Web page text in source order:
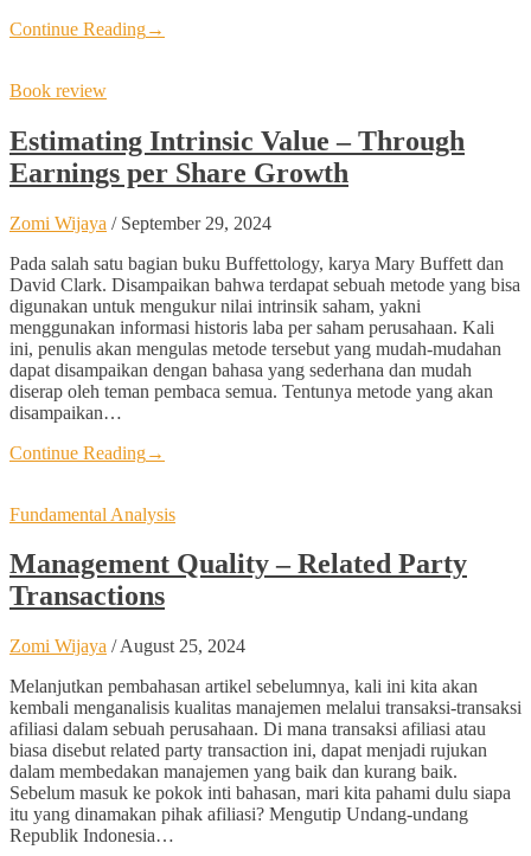
Continue Reading→
Book review
Estimating Intrinsic Value – Through
Earnings per Share Growth
Zomi Wijaya / September 29, 2024
Pada salah satu bagian buku Buffettology, karya Mary Buffett dan
David Clark. Disampaikan bahwa terdapat sebuah metode yang bisa
digunakan untuk mengukur nilai intrinsik saham, yakni
menggunakan informasi historis laba per saham perusahaan. Kali
ini, penulis akan mengulas metode tersebut yang mudah-mudahan
dapat disampaikan dengan bahasa yang sederhana dan mudah
diserap oleh teman pembaca semua. Tentunya metode yang akan
disampaikan…
Continue Reading→
Fundamental Analysis
Management Quality – Related Party
Transactions
Zomi Wijaya /August 25, 2024
Melanjutkan pembahasan artikel sebelumnya, kali ini kita akan
kembali menganalisis kualitas manajemen melalui transaksi-transaksi
afiliasi dalam sebuah perusahaan. Di mana transaksi afiliasi atau
biasa disebut related party transaction ini, dapat menjadi rujukan
dalam membedakan manajemen yang baik dan kurang baik.
Sebelum masuk ke pokok inti bahasan, mari kita pahami dulu siapa
itu yang dinamakan pihak afiliasi? Mengutip Undang-undang
Republik Indonesia…